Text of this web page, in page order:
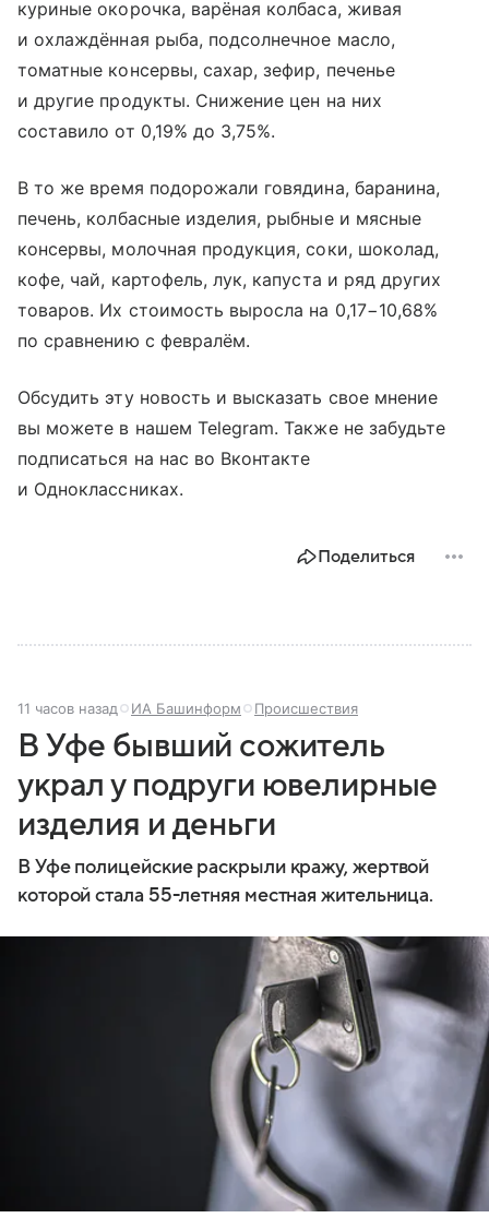
куриные окорочка, варёная колбаса, живая
и охлаждённая рыба, подсолнечное масло,
томатные консервы, сахар, зефир, печенье
и другие продукты. Снижение цен на них
составило от 0,19% до 3,75%.
В то же время подорожали говядина, баранина,
печень, колбасные изделия, рыбные и мясные
консервы, молочная продукция, соки, шоколад,
кофе, чай, картофель, лук, капуста и ряд других
товаров. Их стоимость выросла на 0,17−10,68%
по сравнению с февралём.
Обсудить эту новость и высказать свое мнение
вы можете в нашем Telegram. Также не забудьте
подписаться на нас во Вконтакте
и Одноклассниках.
Поделиться
11 часов назад ИА Башинформ Происшествия
В Уфе бывший сожитель
украл у подруги ювелирные
изделия и деньги
В Уфе полицейские раскрыли кражу, жертвой
которой стала 55-летняя местная жительница.